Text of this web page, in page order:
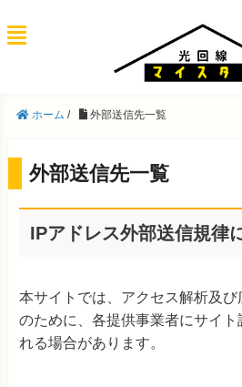
ホーム / 外部送信先一覧
外部送信先一覧
IPアドレス外部送信規律
本サイトでは、アクセス解析及
のために、各提供事業者にサイト
れる場合があります。